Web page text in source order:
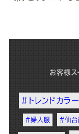
お客様ス
#トレンドカラー
#婦人服 #仙台